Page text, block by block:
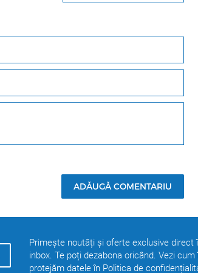
ADĂUGĂ COMENTARIU
Primește noutăți și oferte exclusive direct
inbox. Te poți dezabona oricând. Vezi cum
protejăm datele în Politica de